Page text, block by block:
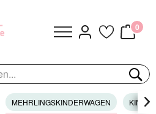
0
MEHRLINGSKINDERWAGEN 